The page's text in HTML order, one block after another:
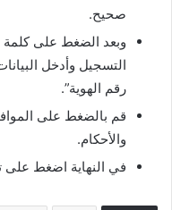
صحيح.
وبعد الضغط على
التسجيل وأدخل
رقم الهوية”.
قم بالضغط على
والأحكام.
في النهاية اضغط على